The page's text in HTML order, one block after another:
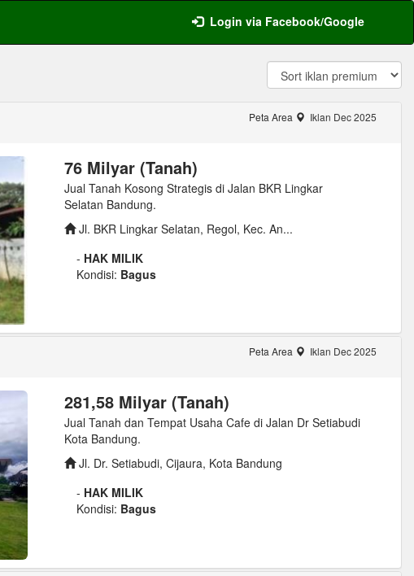
Login via Facebook/Google
Peta Area Iklan Dec 2025
76 Milyar (Tanah)
Jual Tanah Kosong Strategis di Jalan BKR Lingkar
Selatan Bandung.
Jl. BKR Lingkar Selatan, Regol, Kec. An...
- HAK MILIK
Kondisi: Bagus
Peta Area Iklan Dec 2025
281,58 Milyar (Tanah)
Jual Tanah dan Tempat Usaha Cafe di Jalan Dr Setiabudi
Kota Bandung.
Jl. Dr. Setiabudi, Cijaura, Kota Bandung
- HAK MILIK
Kondisi: Bagus